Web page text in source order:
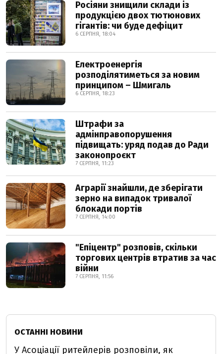
Росіяни знищили склади із
продукцією двох тютюнових
гігантів: чи буде дефіцит
6 СЕРПНЯ, 18:04
Електроенергія
розподілятиметься за новим
принципом – Шмигаль
6 СЕРПНЯ, 18:23
Штрафи за
адмінправопорушення
підвищать: уряд подав до Ради
законопроєкт
7 СЕРПНЯ, 11:23
Аграрії знайшли, де зберігати
зерно на випадок тривалої
блокади портів
7 СЕРПНЯ, 14:00
"Епіцентр" розповів, скільки
торгових центрів втратив за час
війни
7 СЕРПНЯ, 11:56
ОСТАННІ НОВИНИ
У Асоціації ритейлерів розповіли, як